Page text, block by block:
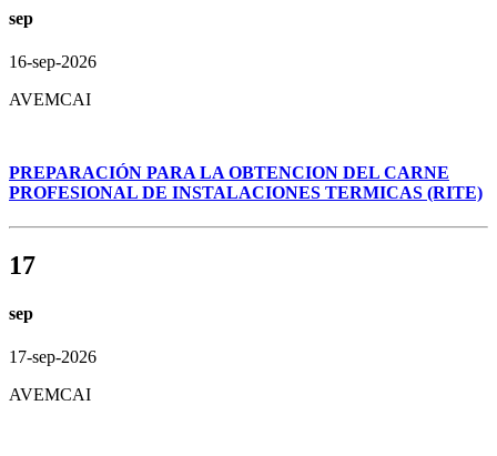
sep
16-sep-2026
AVEMCAI
PREPARACIÓN PARA LA OBTENCION DEL CARNE
PROFESIONAL DE INSTALACIONES TERMICAS (RITE)
17
sep
17-sep-2026
AVEMCAI